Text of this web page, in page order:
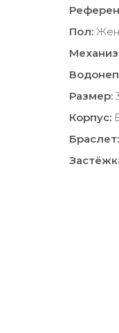
Пол:
Размер:
Корпус:
Браслет: